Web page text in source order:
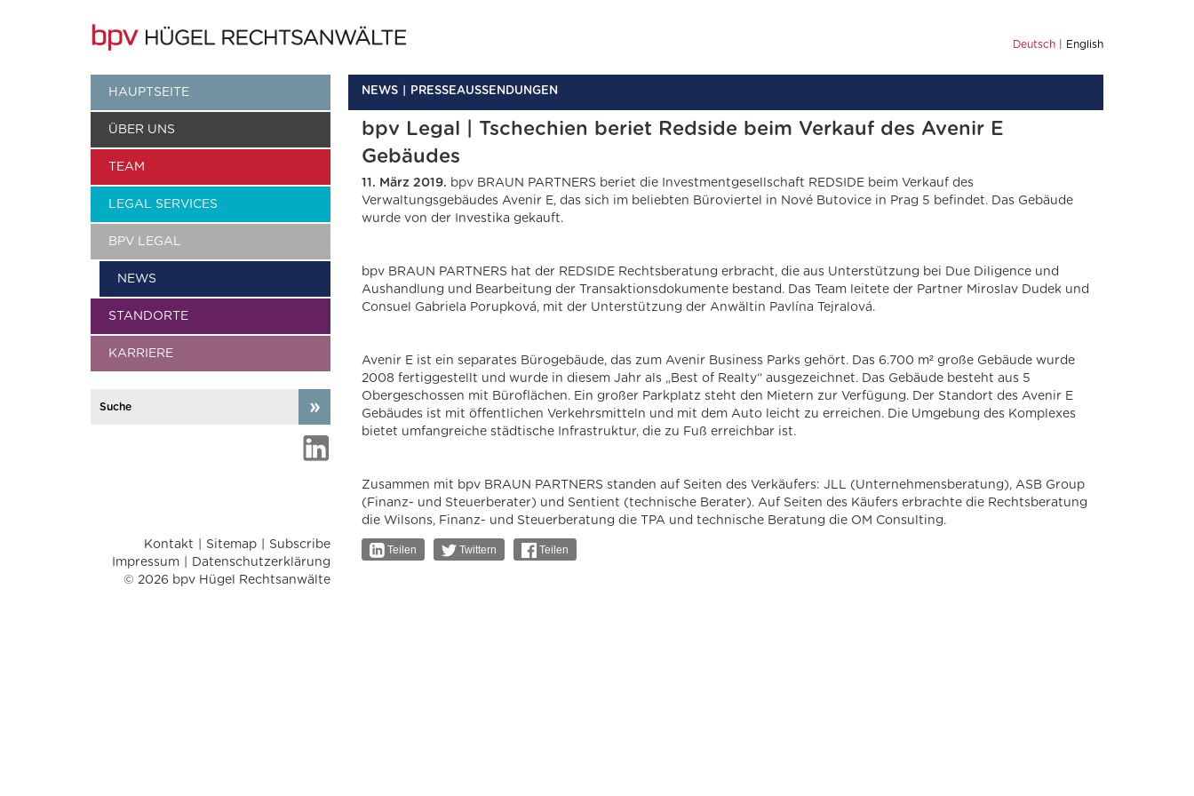
Deutsch English
HAUPTSEITE
ÜBER UNS
TEAM
LEGAL SERVICES
BPV LEGAL
NEWS
STANDORTE
KARRIERE
Kontakt Sitemap
Subscribe
Impressum
Datenschutzerklärung
© 2026 bpv Hügel Rechtsanwälte
NEWS PRESSEAUSSENDUNGEN
bpv Legal | Tschechien beriet Redside beim Verkauf des Avenir E
Gebäudes
11. März 2019. bpv BRAUN PARTNERS beriet die Investmentgesellschaft REDSIDE beim Verkauf des
Verwaltungsgebäudes Avenir E, das sich im beliebten Büroviertel in Nové Butovice in Prag 5 befindet. Das Gebäude
wurde von der Investika gekauft.
bpv BRAUN PARTNERS hat der REDSIDE Rechtsberatung erbracht, die aus Unterstützung bei Due Diligence und
Aushandlung und Bearbeitung der Transaktionsdokumente bestand. Das Team leitete der Partner Miroslav Dudek und
Consuel Gabriela Porupková, mit der Unterstützung der Anwältin Pavlína Tejralová.
Avenir E ist ein separates Bürogebäude, das zum Avenir Business Parks gehört. Das 6.700 m² große Gebäude wurde
2008 fertiggestellt und wurde in diesem Jahr als „Best of Realty“ ausgezeichnet. Das Gebäude besteht aus 5
Obergeschossen mit Büroflächen. Ein großer Parkplatz steht den Mietern zur Verfügung. Der Standort des Avenir E
Gebäudes ist mit öffentlichen Verkehrsmitteln und mit dem Auto leicht zu erreichen. Die Umgebung des Komplexes
bietet umfangreiche städtische Infrastruktur, die zu Fuß erreichbar ist.
Zusammen mit bpv BRAUN PARTNERS standen auf Seiten des Verkäufers: JLL (Unternehmensberatung), ASB Group
(Finanz- und Steuerberater) und Sentient (technische Berater). Auf Seiten des Käufers erbrachte die Rechtsberatung
die Wilsons, Finanz- und Steuerberatung die TPA und technische Beratung die OM Consulting.
Teilen Twittern Teilen